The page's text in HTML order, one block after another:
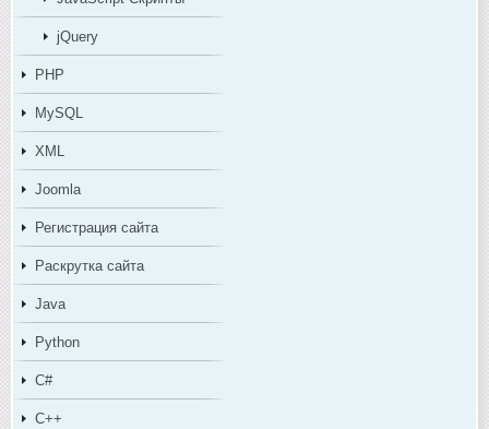
jQuery
PHP
MySQL
XML
Joomla
Регистрация сайта
Раскрутка сайта
Java
Python
C#
C++